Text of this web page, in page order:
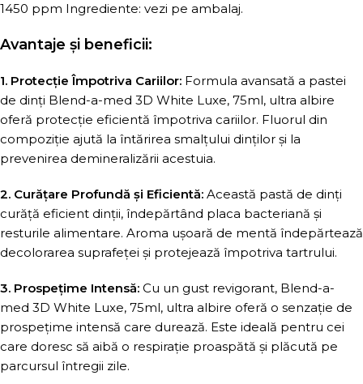
1450 ppm Ingrediente: vezi pe ambalaj.
Avantaje și beneficii:
1. Protecție Împotriva Cariilor: Formula avansată a pastei
de dinți Blend-a-med 3D White Luxe, 75ml, ultra albire
oferă protecție eficientă împotriva cariilor. Fluorul din
compoziție ajută la întărirea smalțului dinților și la
prevenirea demineralizării acestuia.
2. Curățare Profundă și Eficientă: Această pastă de dinți
curăță eficient dinții, îndepărtând placa bacteriană și
resturile alimentare. Aroma ușoară de mentă îndepărtează
decolorarea suprafeței și protejează împotriva tartrului.
3. Prospețime Intensă: Cu un gust revigorant, Blend-a-
med 3D White Luxe, 75ml, ultra albire oferă o senzație de
prospețime intensă care durează. Este ideală pentru cei
care doresc să aibă o respirație proaspătă și plăcută pe
parcursul întregii zile.